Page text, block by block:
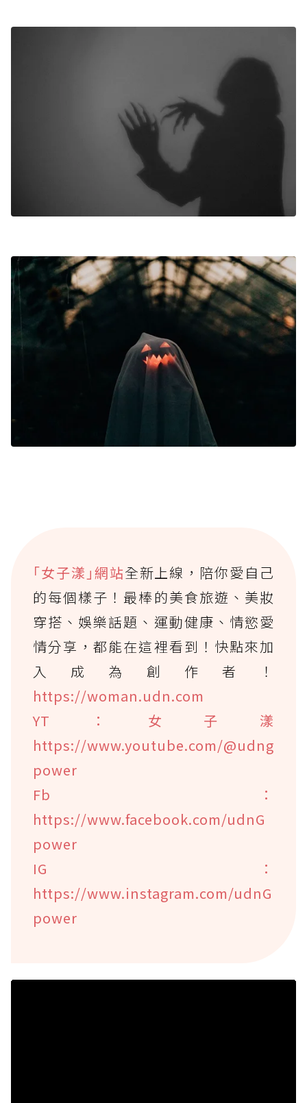
｢女子漾｣網站全新上線，陪你愛自己
的每個樣子！最棒的美食旅遊、美妝
穿搭、娛樂話題、運動健康、情慾愛
情分享，都能在這裡看到！快點來加
入成為創作者！
https://woman.udn.com
YT：女子漾
https://www.youtube.com/@udng
power
Fb：
https://www.facebook.com/udnG
power
IG：
https://www.instagram.com/udnG
power